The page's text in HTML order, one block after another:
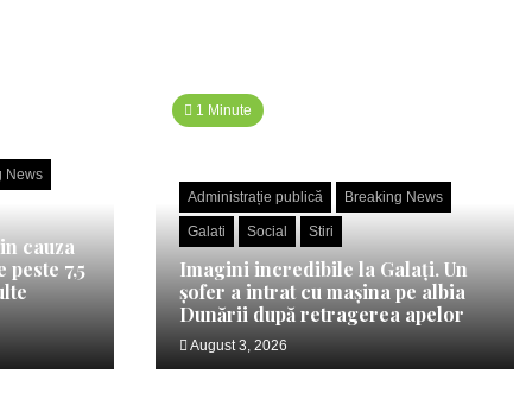
News
cauza
7,5
1 Minute
Administrație publică Breaking News
Galati Social Stiri
Imagini incredibile la Galați. Un
șofer a intrat cu mașina pe albia
Dunării după retragerea apelor
August 3, 2026